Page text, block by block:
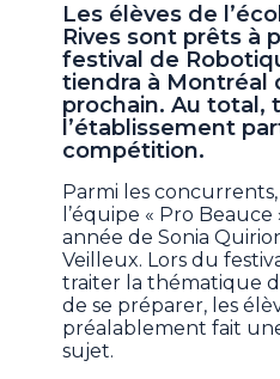
Les élèves de
Rives sont prêts à
festival de
tiendra à Montréal
prochain. Au total,
l’établissement
compétition.
Parmi les
l’équipe « Pro Beauce
année de Sonia
Veilleux. Lors du
traiter la thématique
de se préparer, les
préalablement fait
sujet.